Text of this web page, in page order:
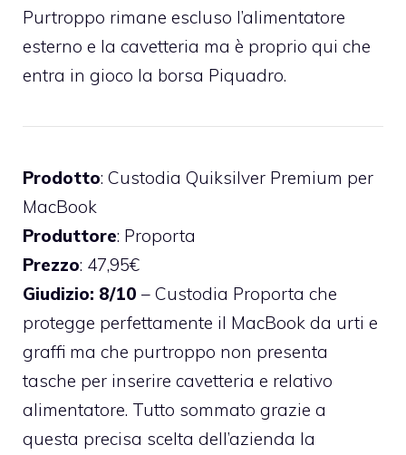
Purtroppo rimane escluso l’alimentatore
esterno e la cavetteria ma è proprio qui che
entra in gioco la borsa Piquadro.
Prodotto: Custodia Quiksilver Premium per
MacBook
Produttore: Proporta
Prezzo: 47,95€
Giudizio: 8/10 – Custodia Proporta che
protegge perfettamente il MacBook da urti e
graffi ma che purtroppo non presenta
tasche per inserire cavetteria e relativo
alimentatore. Tutto sommato grazie a
questa precisa scelta dell’azienda la